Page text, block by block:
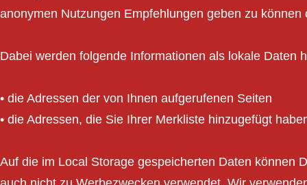
anonymen Nutzungen Empfehlungen geben zu
Dabei werden folgende Informationen als lokale Daten
• die Adressen der von Ihnen aufgerufenen Seiten
• die Adressen, die Sie Ihrer Merkliste hinzugefügt
Auf die im Local Storage gespeicherten Daten können